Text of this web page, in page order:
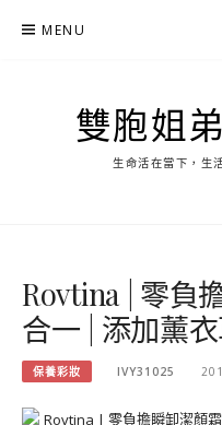
MENU
雙胞姐
生命活在當下，生
Rovtina | 零負
合一 | 添加薰
保養彩妝 IVY31025